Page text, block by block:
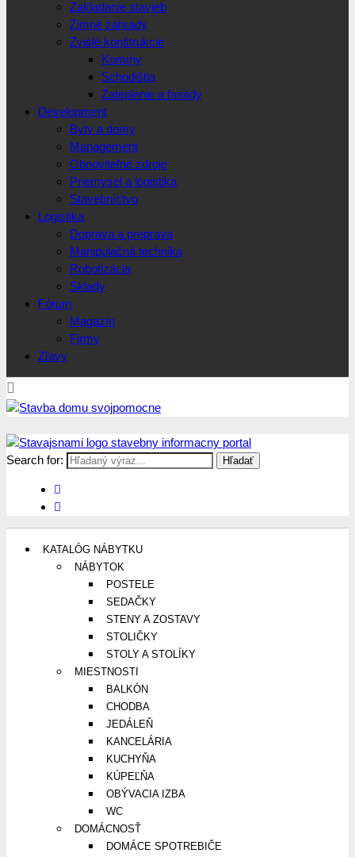
Zakladanie stavieb
Zimné záhrady
Zvislé konštrukcie
Komíny
Schodištia
Zateplenie a fasády
Development
Byty a domy
Management
Obnoviteľné zdroje
Priemysel a logistika
Stavebníctvo
Logistika
Doprava a preprava
Manipulačná technika
Robotizácia
Sklady
Fórum
Magazín
Firmy
Zľavy
Stavajsnami.sk
Stavebníctvo, stavby, byty, domy a všetko o nich
Search for:
KATALÓG NÁBYTKU
NÁBYTOK
POSTELE
SEDAČKY
STENY A ZOSTAVY
STOLIČKY
STOLY A STOLÍKY
MIESTNOSTI
BALKÓN
CHODBA
JEDÁLEŇ
KANCELÁRIA
KUCHYŇA
KÚPEĽŇA
OBÝVACIA IZBA
WC
DOMÁCNOSŤ
DOMÁCE SPOTREBIČE